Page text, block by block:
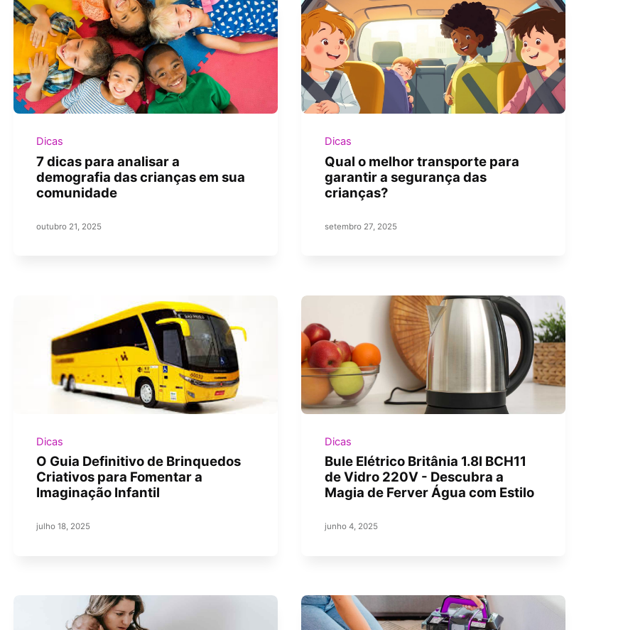
Dicas
7 dicas para analisar a
demografia das crianças em sua
comunidade
outubro 21, 2025
Dicas
Qual o melhor transporte para
garantir a segurança das
crianças?
setembro 27, 2025
Dicas
O Guia Definitivo de Brinquedos
Criativos para Fomentar a
Imaginação Infantil
julho 18, 2025
Dicas
Bule Elétrico Britânia 1.8l BCH11
de Vidro 220V - Descubra a
Magia de Ferver Água com Estilo
junho 4, 2025